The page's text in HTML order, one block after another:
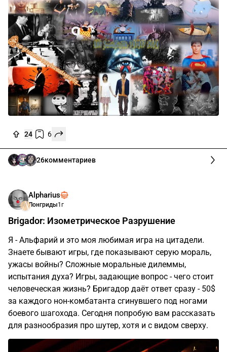
24 6
26комментариев
Alpharius
Лонгриды1г
Brigador: Изометрическое Разрушение
Я - Альфарий и это моя любимая игра на цитадели.
Знаете бывают игры, где показывают серую мораль,
ужасы войны? Сложные моральные дилеммы,
испытания духа? Игры, задающие вопрос - чего стоит
человеческая жизнь? Бригадор даёт ответ сразу - 50$
за каждого нон-комбатанта сгинувшего под ногами
боевого шагохода. Сегодня попробую вам рассказать
для разнообразия про шутер, хотя и с видом сверху.